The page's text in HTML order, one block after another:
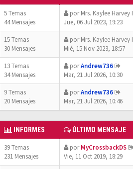
5 Temas
44 Mensajes
porMrs. Kaylee Harvey I
Jue, 06 Jul 2023, 19:23
15 Temas
30 Mensajes
porMrs. Kaylee Harvey I
Mié, 15 Nov 2023, 18:57
13 Temas
34 Mensajes
porAndrew736
Mar, 21 Jul 2026, 10:30
9 Temas
20 Mensajes
porAndrew736
Mar, 21 Jul 2026, 10:46
INFORMES ÚLTIMO MENSAJE
39 Temas
231 Mensajes
porMyCrossbackDS
Vie, 11 Oct 2019, 18:29